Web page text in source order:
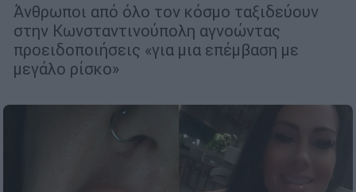
Άνθρωποι από όλο τον κόσμο ταξιδεύουν
στην Κωνσταντινούπολη αγνοώντας
προειδοποιήσεις «για μια επέμβαση με
μεγάλο ρίσκο»